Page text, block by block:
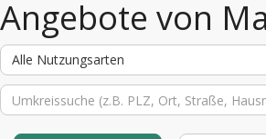
Angebote von
Alle Nutzungsarten